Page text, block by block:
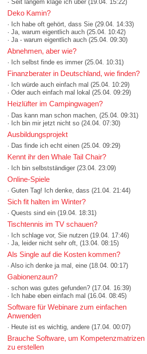
· Seit langem klage ich über (19.04. 15:22)
Deko Kamin?
· Ich habe oft gehört, dass Sie (29.04. 14:33)
· Ja, warum eigentlich auch (25.04. 10:42)
· Ja - warum eigentlich auch (25.04. 09:30)
Abnehmen, aber wie?
· Ich selbst finde es immer (25.04. 10:31)
Finanzberater in Deutschland, wie finden?
· Ich würde auch einfach mal (25.04. 10:29)
· Oder auch einfach mal lokal (25.04. 09:29)
Heizlüfter im Campingwagen?
· Das kann man schon machen, (25.04. 09:31)
· Ich bin mir jetzt nicht so (24.04. 07:30)
Ausbildungsprojekt
· Das finde ich echt einen (25.04. 09:29)
Kennt ihr den Whale Tail Chair?
· Ich bin selbstständiger (23.04. 23:09)
Online-Spiele
· Guten Tag! Ich denke, dass (21.04. 21:44)
Sich fit halten im Winter?
· Quests sind ein (19.04. 18:31)
Tischtennis im TV schauen?
· Ich schlage vor, Sie nutzen (19.04. 17:46)
· Ja, leider nicht sehr oft, (13.04. 08:15)
Als Single auf die Kosten kommen?
· Also ich denke ja mal, eine (18.04. 00:17)
Gabionenzaun?
· schon was gutes gefunden? (17.04. 16:39)
· Ich habe eben einfach mal (16.04. 08:45)
Software für Webinare zum einfachen
Anwenden
· Heute ist es wichtig, andere (17.04. 00:07)
Brauche Software, um Kompetenzmatrizen
zu erstellen